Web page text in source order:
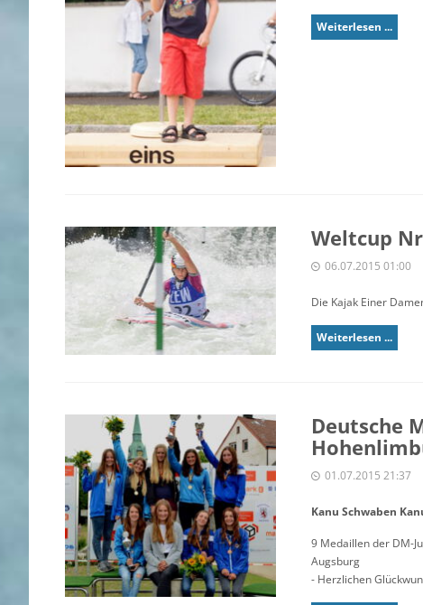
Weiterlesen ...
Weltcup
06.07.2015 01:00
Die Kajak Einer
Weiterlesen ...
Deutsche
01.07.2015 21:37
Kanu Schwaben
9 Medaillen der DM-
Augsburg
- Herzlichen